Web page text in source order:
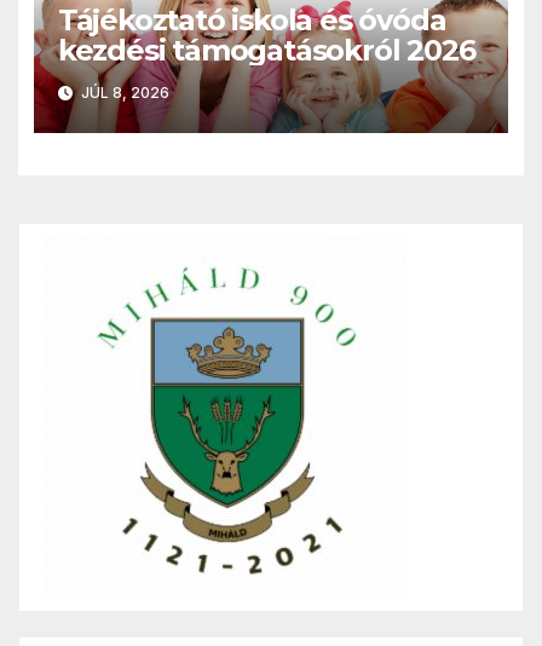
Tájékoztató iskola és óvóda
kezdési támogatásokról 2026
JÚL 8, 2026